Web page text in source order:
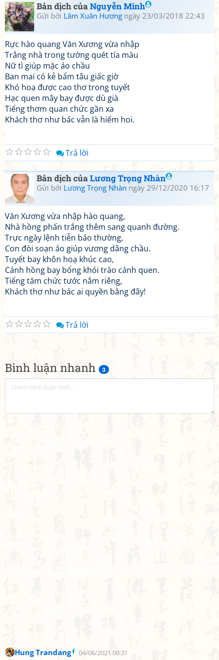
Bình luận nhanh 3
Hung Trandang
04/06/2021 09:31
Bản dịch củaNguyễn Minh
Gửi bởi Lâm Xuân Hương ngày 23/03/2018 22:43
Rực hào quang Văn Xương vừa nhập
Trắng nhà trong tường quét tía màu
Nữ tì giúp mặc áo chầu
Ban mai có kẻ bẩm tâu giấc giờ
Khó hoạ được cao thơ trong tuyết
Hạc quen mây bay được dù già
Tiếng thơm quan chức gần xa
Khách thơ như bác vẫn là hiếm hoi.
☆
☆
☆
☆
☆ Trả lời
Bản dịch củaLương Trọng Nhàn
Gửi bởi Lương Trọng Nhàn ngày 29/12/2020 16:17
Văn Xương vừa nhập hào quang,
Nhà hồng phấn trắng thêm sang quanh đường.
Trực ngày lệnh tiễn báo thường,
Con đòi soạn áo giúp vương dâng chầu.
Tuyết bay khôn hoạ khúc cao,
Cánh hồng bay bổng khói trào cánh quen.
Tiếng tăm chức tước nắm riêng,
Khách thơ như bác ai quyền bằng đây!
☆
☆
☆
☆
☆ Trả lời